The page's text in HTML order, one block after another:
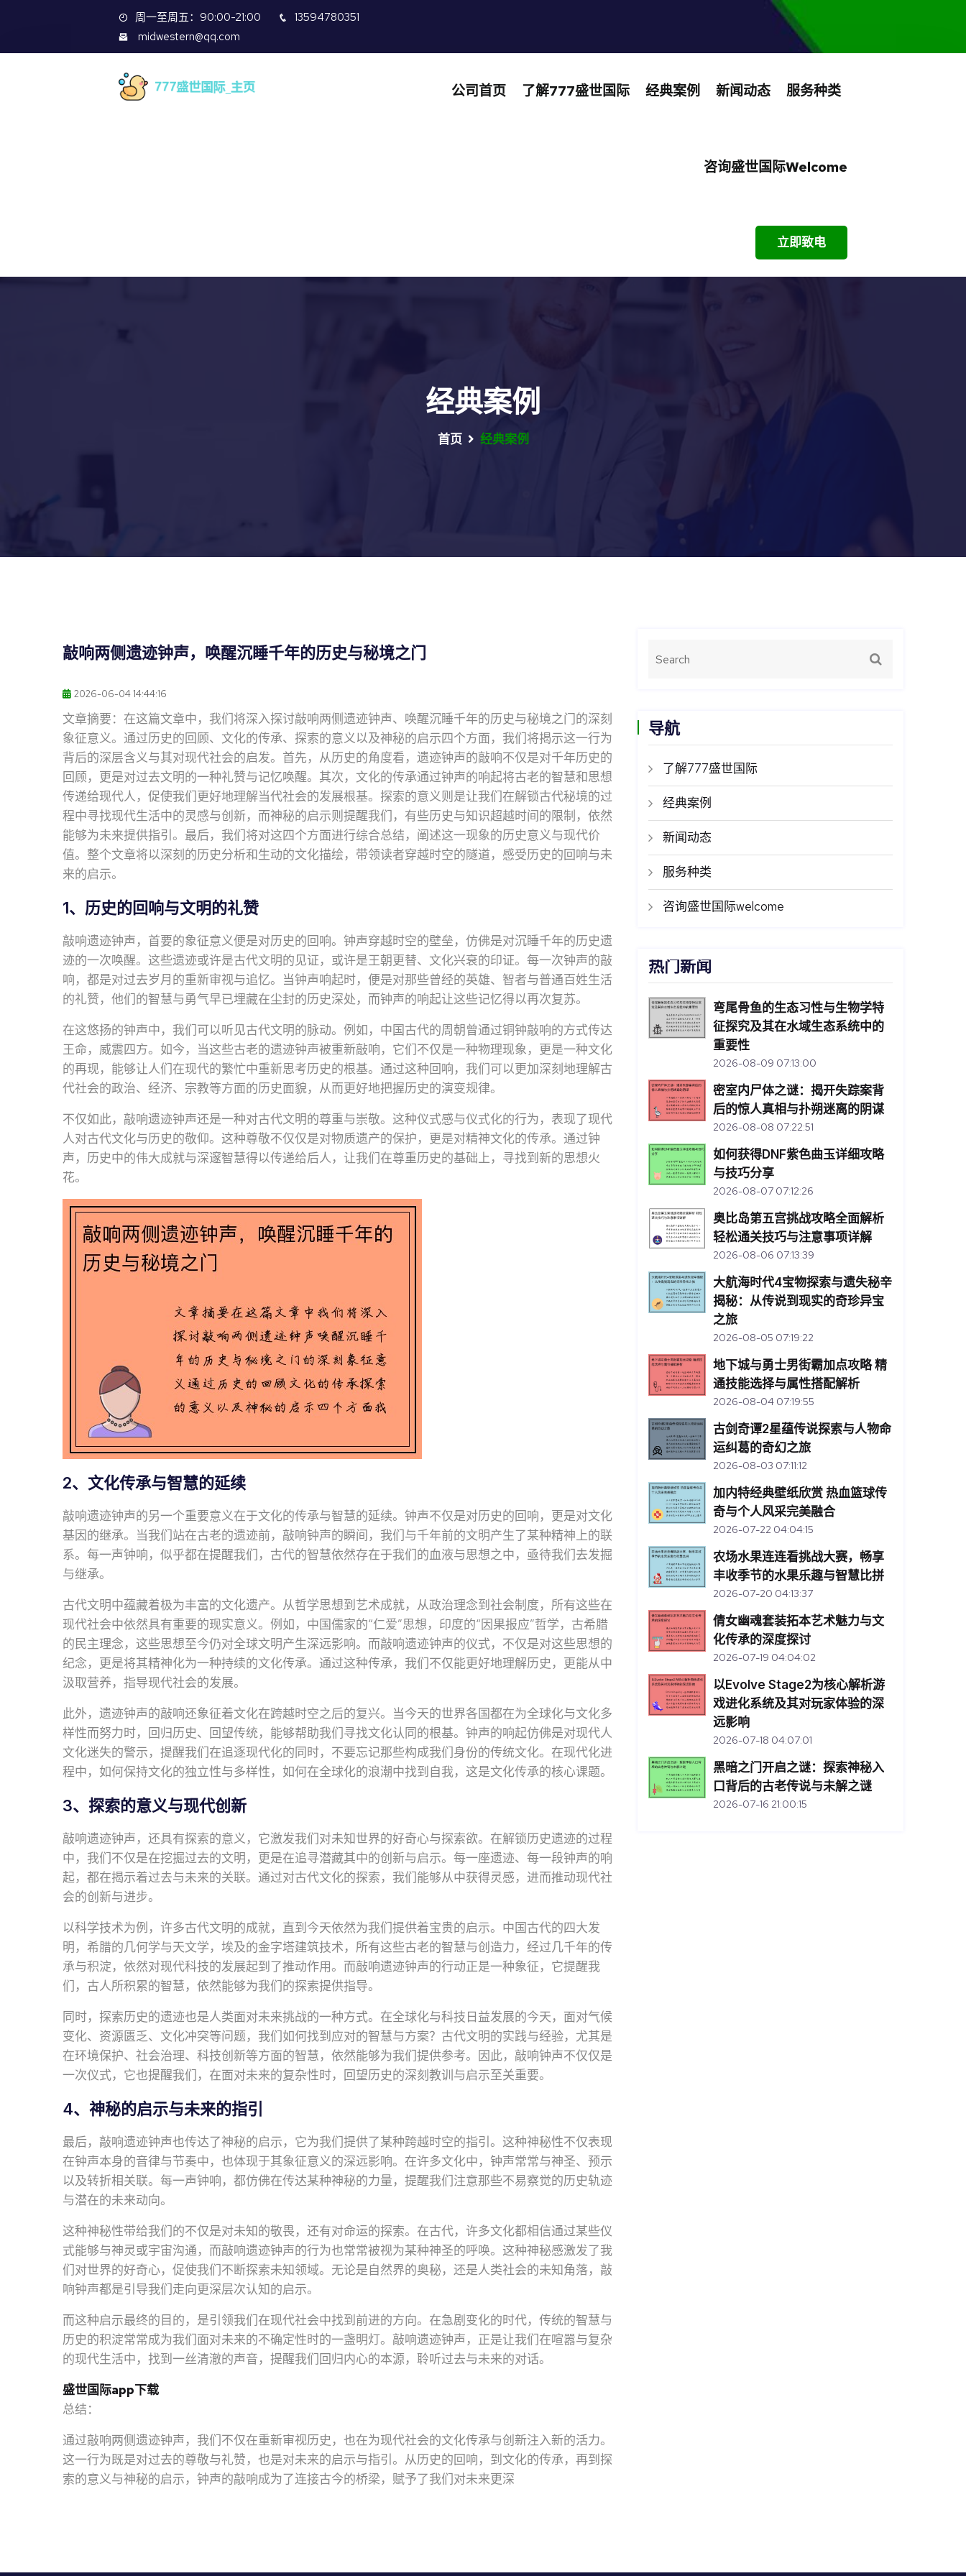
周一至周五：90:00-21:00
13594780351
midwestern@qq.com
公司首页 了解777盛世国际 经典案例 新闻动态 服务种类
咨询盛世国际welcome
立即致电
经典案例
首页 经典案例
敲响两侧遗迹钟声，唤醒沉睡千年的历史与秘境之门
2026-06-04 14:44:16
文章摘要：在这篇文章中，我们将深入探讨敲响两侧遗迹钟声、唤醒沉睡千年的历史与秘境之门的深刻
象征意义。通过历史的回顾、文化的传承、探索的意义以及神秘的启示四个方面，我们将揭示这一行为
背后的深层含义与其对现代社会的启发。首先，从历史的角度看，遗迹钟声的敲响不仅是对千年历史的
回顾，更是对过去文明的一种礼赞与记忆唤醒。其次，文化的传承通过钟声的响起将古老的智慧和思想
传递给现代人，促使我们更好地理解当代社会的发展根基。探索的意义则是让我们在解锁古代秘境的过
程中寻找现代生活中的灵感与创新，而神秘的启示则提醒我们，有些历史与知识超越时间的限制，依然
能够为未来提供指引。最后，我们将对这四个方面进行综合总结，阐述这一现象的历史意义与现代价
值。整个文章将以深刻的历史分析和生动的文化描绘，带领读者穿越时空的隧道，感受历史的回响与未
来的启示。
1、历史的回响与文明的礼赞
敲响遗迹钟声，首要的象征意义便是对历史的回响。钟声穿越时空的壁垒，仿佛是对沉睡千年的历史遗
迹的一次唤醒。这些遗迹或许是古代文明的见证，或许是王朝更替、文化兴衰的印证。每一次钟声的敲
响，都是对过去岁月的重新审视与追忆。当钟声响起时，便是对那些曾经的英雄、智者与普通百姓生活
的礼赞，他们的智慧与勇气早已埋藏在尘封的历史深处，而钟声的响起让这些记忆得以再次复苏。
在这悠扬的钟声中，我们可以听见古代文明的脉动。例如，中国古代的周朝曾通过铜钟敲响的方式传达
王命，威震四方。如今，当这些古老的遗迹钟声被重新敲响，它们不仅是一种物理现象，更是一种文化
的再现，能够让人们在现代的繁忙中重新思考历史的根基。通过这种回响，我们可以更加深刻地理解古
代社会的政治、经济、宗教等方面的历史面貌，从而更好地把握历史的演变规律。
不仅如此，敲响遗迹钟声还是一种对古代文明的尊重与崇敬。这种仪式感与仪式化的行为，表现了现代
人对古代文化与历史的敬仰。这种尊敬不仅仅是对物质遗产的保护，更是对精神文化的传承。通过钟
声，历史中的伟大成就与深邃智慧得以传递给后人，让我们在尊重历史的基础上，寻找到新的思想火
花。
2、文化传承与智慧的延续
敲响遗迹钟声的另一个重要意义在于文化的传承与智慧的延续。钟声不仅是对历史的回响，更是对文化
基因的继承。当我们站在古老的遗迹前，敲响钟声的瞬间，我们与千年前的文明产生了某种精神上的联
系。每一声钟响，似乎都在提醒我们，古代的智慧依然存在于我们的血液与思想之中，亟待我们去发掘
与继承。
古代文明中蕴藏着极为丰富的文化遗产。从哲学思想到艺术成就，从政治理念到社会制度，所有这些在
现代社会中依然具有重要的现实意义。例如，中国儒家的“仁爱”思想，印度的“因果报应”哲学，古希腊
的民主理念，这些思想至今仍对全球文明产生深远影响。而敲响遗迹钟声的仪式，不仅是对这些思想的
纪念，更是将其精神化为一种持续的文化传承。通过这种传承，我们不仅能更好地理解历史，更能从中
汲取营养，指导现代社会的发展。
此外，遗迹钟声的敲响还象征着文化在跨越时空之后的复兴。当今天的世界各国都在为全球化与文化多
样性而努力时，回归历史、回望传统，能够帮助我们寻找文化认同的根基。钟声的响起仿佛是对现代人
文化迷失的警示，提醒我们在追逐现代化的同时，不要忘记那些构成我们身份的传统文化。在现代化进
程中，如何保持文化的独立性与多样性，如何在全球化的浪潮中找到自我，这是文化传承的核心课题。
3、探索的意义与现代创新
敲响遗迹钟声，还具有探索的意义，它激发我们对未知世界的好奇心与探索欲。在解锁历史遗迹的过程
中，我们不仅是在挖掘过去的文明，更是在追寻潜藏其中的创新与启示。每一座遗迹、每一段钟声的响
起，都在揭示着过去与未来的关联。通过对古代文化的探索，我们能够从中获得灵感，进而推动现代社
会的创新与进步。
以科学技术为例，许多古代文明的成就，直到今天依然为我们提供着宝贵的启示。中国古代的四大发
明，希腊的几何学与天文学，埃及的金字塔建筑技术，所有这些古老的智慧与创造力，经过几千年的传
承与积淀，依然对现代科技的发展起到了推动作用。而敲响遗迹钟声的行动正是一种象征，它提醒我
们，古人所积累的智慧，依然能够为我们的探索提供指导。
同时，探索历史的遗迹也是人类面对未来挑战的一种方式。在全球化与科技日益发展的今天，面对气候
变化、资源匮乏、文化冲突等问题，我们如何找到应对的智慧与方案？古代文明的实践与经验，尤其是
在环境保护、社会治理、科技创新等方面的智慧，依然能够为我们提供参考。因此，敲响钟声不仅仅是
一次仪式，它也提醒我们，在面对未来的复杂性时，回望历史的深刻教训与启示至关重要。
4、神秘的启示与未来的指引
最后，敲响遗迹钟声也传达了神秘的启示，它为我们提供了某种跨越时空的指引。这种神秘性不仅表现
在钟声本身的音律与节奏中，也体现于其象征意义的深远影响。在许多文化中，钟声常常与神圣、预示
以及转折相关联。每一声钟响，都仿佛在传达某种神秘的力量，提醒我们注意那些不易察觉的历史轨迹
与潜在的未来动向。
这种神秘性带给我们的不仅是对未知的敬畏，还有对命运的探索。在古代，许多文化都相信通过某些仪
式能够与神灵或宇宙沟通，而敲响遗迹钟声的行为也常常被视为某种神圣的呼唤。这种神秘感激发了我
们对世界的好奇心，促使我们不断探索未知领域。无论是自然界的奥秘，还是人类社会的未知角落，敲
响钟声都是引导我们走向更深层次认知的启示。
而这种启示最终的目的，是引领我们在现代社会中找到前进的方向。在急剧变化的时代，传统的智慧与
历史的积淀常常成为我们面对未来的不确定性时的一盏明灯。敲响遗迹钟声，正是让我们在喧嚣与复杂
的现代生活中，找到一丝清澈的声音，提醒我们回归内心的本源，聆听过去与未来的对话。
盛世国际app下载
总结：
通过敲响两侧遗迹钟声，我们不仅在重新审视历史，也在为现代社会的文化传承与创新注入新的活力。
这一行为既是对过去的尊敬与礼赞，也是对未来的启示与指引。从历史的回响，到文化的传承，再到探
索的意义与神秘的启示，钟声的敲响成为了连接古今的桥梁，赋予了我们对未来更深
导航
了解777盛世国际
经典案例
新闻动态
服务种类
咨询盛世国际welcome
热门新闻
弯尾骨鱼的生态习性与生物学特
征探究及其在水域生态系统中的
重要性
2026-08-09 07:13:00
密室内尸体之谜：揭开失踪案背
后的惊人真相与扑朔迷离的阴谋
2026-08-08 07:22:51
如何获得DNF紫色曲玉详细攻略
与技巧分享
2026-08-07 07:12:26
奥比岛第五宫挑战攻略全面解析
轻松通关技巧与注意事项详解
2026-08-06 07:13:39
大航海时代4宝物探索与遗失秘辛
揭秘：从传说到现实的奇珍异宝
之旅
2026-08-05 07:19:22
地下城与勇士男街霸加点攻略 精
通技能选择与属性搭配解析
2026-08-04 07:19:55
古剑奇谭2星蕴传说探索与人物命
运纠葛的奇幻之旅
2026-08-03 07:11:12
加内特经典壁纸欣赏 热血篮球传
奇与个人风采完美融合
2026-07-22 04:04:15
农场水果连连看挑战大赛，畅享
丰收季节的水果乐趣与智慧比拼
2026-07-20 04:13:37
倩女幽魂套装拓本艺术魅力与文
化传承的深度探讨
2026-07-19 04:04:02
以Evolve Stage2为核心解析游
戏进化系统及其对玩家体验的深
远影响
2026-07-18 04:07:01
黑暗之门开启之谜：探索神秘入
口背后的古老传说与未解之谜
2026-07-16 21:00:15